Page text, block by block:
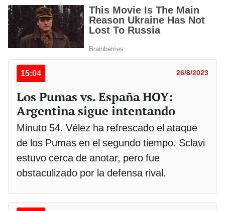
15:04 26/8/2023
Los Pumas vs. España HOY:
Argentina sigue intentando
Minuto 54. Vélez ha refrescado el ataque
de los Pumas en el segundo tiempo. Sclavi
estuvo cerca de anotar, pero fue
obstaculizado por la defensa rival.